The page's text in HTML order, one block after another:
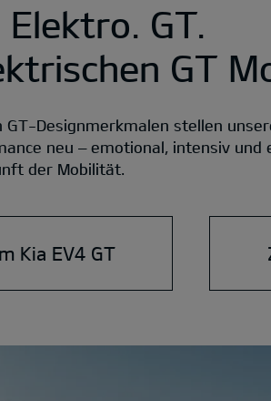
GT.
GT
Designmerkmalen stellen
neu – emotional, intensiv und
der Mobilität.
Kia EV4 GT